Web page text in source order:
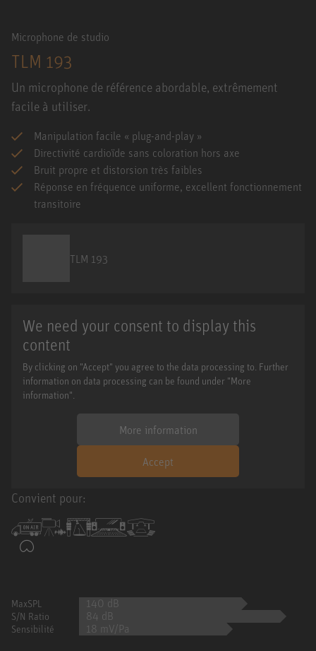
Microphone de studio
TLM 193
Un microphone de référence abordable, extrêmement
facile à utiliser.
Manipulation facile « plug-and-play »
Directivité cardioïde sans coloration hors axe
Bruit propre et distorsion très faibles
Réponse en fréquence uniforme, excellent fonctionnement
transitoire
TLM 193
We need your consent to display this
content
By clicking on "Accept" you agree to the data processing to. Further
information on data processing can be found under "More
information".
More information
Accept
Convient pour:
MaxSPL 140 dB
S/N Ratio 84 dB
Sensibilité 18 mV/Pa